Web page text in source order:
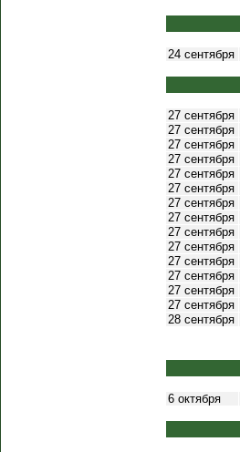
24 сентября
27 сентября
27 сентября
27 сентября
27 сентября
27 сентября
27 сентября
27 сентября
27 сентября
27 сентября
27 сентября
27 сентября
27 сентября
27 сентября
27 сентября
28 сентября
6 октября